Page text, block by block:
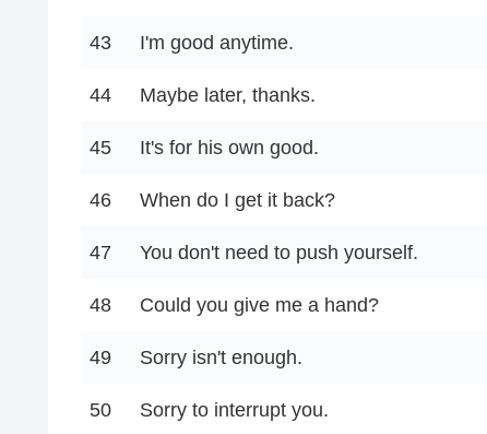
43 I'm good anytime.
44 Maybe later, thanks.
45 It's for his own good.
46 When do I get it back?
47 You don't need to push yourself.
48 Could you give me a hand?
49 Sorry isn't enough.
50 Sorry to interrupt you.